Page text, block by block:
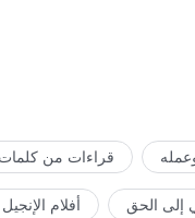
قراءات من كلمات
أفلام الإنجيل